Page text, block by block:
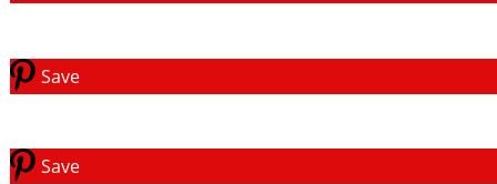
Save
Save